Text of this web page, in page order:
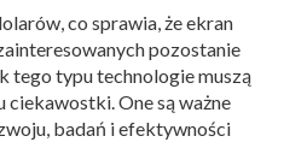
co sprawia, że ekran
pozostanie
tego typu technologie muszą
ciekawostki. One są ważne
badań i efektywności